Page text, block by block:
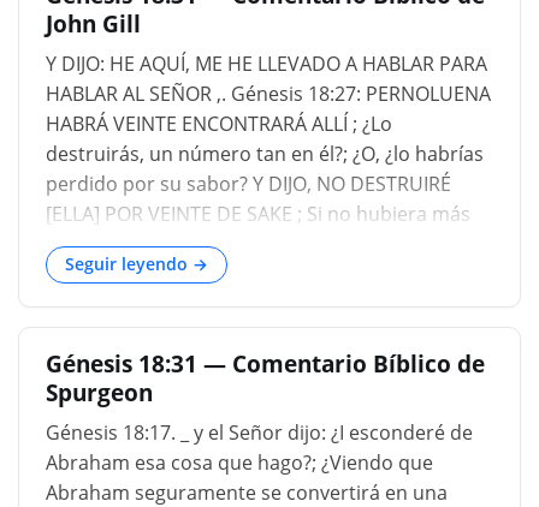
John Gill
Y DIJO: HE AQUÍ, ME HE LLEVADO A HABLAR PARA
HABLAR AL SEÑOR ,. Génesis 18:27: PERNOLUENA
HABRÁ VEINTE ENCONTRARÁ ALLÍ ; ¿Lo
destruirás, un número tan en él?; ¿O, ¿lo habrías
perdido por su sabor? Y DIJO, NO DESTRUIRÉ
[ELLA] POR VEINTE DE SAKE ; Si no hubiera más
en él, lo perdonaría por su bien....
Seguir leyendo →
Génesis 18:31 — Comentario Bíblico de
Spurgeon
Génesis 18:17. _ y el Señor dijo: ¿I esconderé de
Abraham esa cosa que hago?; ¿Viendo que
Abraham seguramente se convertirá en una